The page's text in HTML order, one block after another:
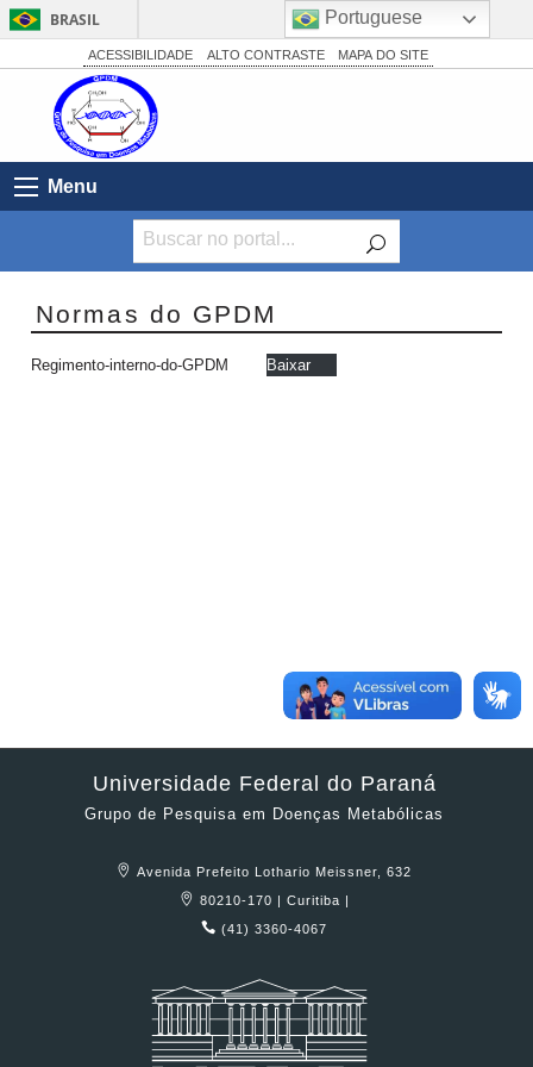
BRASIL
Simplifique!
Acesso à informação
Canais
ACESSIBILIDADE ALTO CONTRASTE MAPA DO SITE
Menu
Normas do GPDM
Regimento-interno-do-GPDM Baixar
Universidade Federal do Paraná
Grupo de Pesquisa em Doenças Metabólicas
Avenida Prefeito Lothario Meissner, 632
80210-170 | Curitiba |
(41) 3360-4067
Portuguese